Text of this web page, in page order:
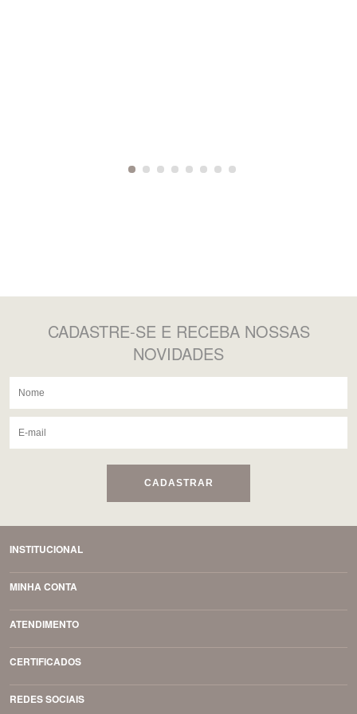
CADASTRE-SE E RECEBA NOSSAS
NOVIDADES
CADASTRAR
INSTITUCIONAL
MINHA CONTA
ATENDIMENTO
CERTIFICADOS
REDES SOCIAIS